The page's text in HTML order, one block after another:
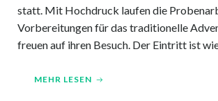
statt. Mit Hochdruck laufen die
Vorbereitungen für das traditionelle
freuen auf ihren Besuch. Der Eintritt ist
MEHR LESEN